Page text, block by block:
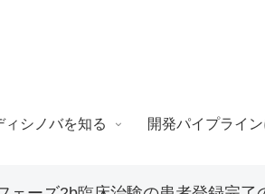
ィシノバを知る 開発パイプライ